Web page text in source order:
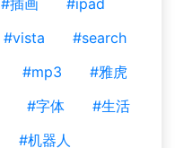
#插画
#ipad
#vista
#search
#mp3
#雅虎
#字体
#生活
#机器人